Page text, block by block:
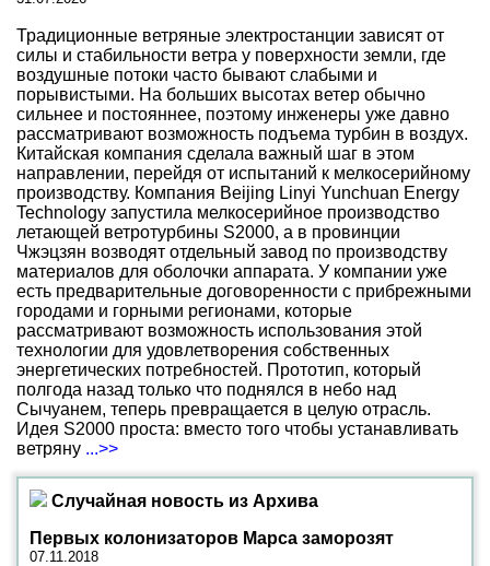
Традиционные ветряные электростанции зависят от
силы и стабильности ветра у поверхности земли, где
воздушные потоки часто бывают слабыми и
порывистыми. На больших высотах ветер обычно
сильнее и постояннее, поэтому инженеры уже давно
рассматривают возможность подъема турбин в воздух.
Китайская компания сделала важный шаг в этом
направлении, перейдя от испытаний к мелкосерийному
производству. Компания Beijing Linyi Yunchuan Energy
Technology запустила мелкосерийное производство
летающей ветротурбины S2000, а в провинции
Чжэцзян возводят отдельный завод по производству
материалов для оболочки аппарата. У компании уже
есть предварительные договоренности с прибрежными
городами и горными регионами, которые
рассматривают возможность использования этой
технологии для удовлетворения собственных
энергетических потребностей. Прототип, который
полгода назад только что поднялся в небо над
Сычуанем, теперь превращается в целую отрасль.
Идея S2000 проста: вместо того чтобы устанавливать
ветряну ...>>
Случайная новость из Архива
Первых колонизаторов Марса заморозят
07.11.2018